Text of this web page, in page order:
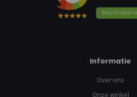
Informatie
Over ons
Onze winkel